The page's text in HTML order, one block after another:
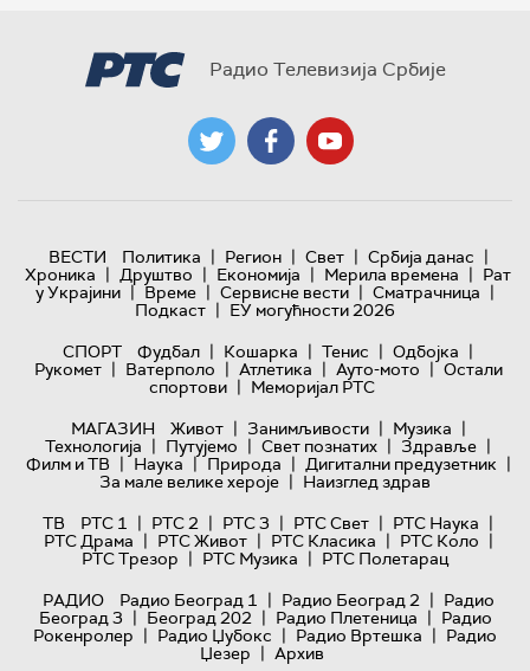
Радио Телевизија Србије
ВЕСТИ Политика | Регион | Свет | Србија данас |
Хроника | Друштво | Економија | Мерила времена | Рат
у Украјини | Време | Сервисне вести | Сматрачница |
Подкаст | ЕУ могућности 2026
СПОРТ
Фудбал | Кошарка | Тенис | Одбојка |
Рукомет | Ватерполо | Атлетика | Ауто-мото | Остали
спортови | Меморијал РТС
МАГАЗИН
Живот | Занимљивости | Музика |
Технологијa | Путујемо | Свет познатих | Здравље |
Филм и ТВ | Наука | Природа | Дигитални предузетник |
За мале велике хероје | Наизглед здрав
ТВ
РТС 1 | РТС 2 | РТС 3 | РТС Свет | РТС Наука |
РТС Драма | РТС Живот | РТС Класика | РТС Коло |
РТС Трезор | РТС Музика | РТС Полетарац
РАДИО
Радио Београд 1 | Радио Београд 2 | Радио
Београд 3 | Београд 202 | Радио Плетеница | Радио
Рокенролер | Радио Џубокс | Радио Вртешка | Радио
Џезер | Архив